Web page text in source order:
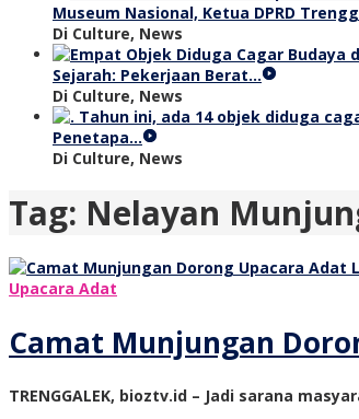
Museum Nasional, Ketua DPRD
Di Culture, News
Sejarah: Pekerjaan Berat…
Di Culture, News
Penetapa…
Di Culture, News
Tag: Nelayan
Upacara Adat
Camat Munjungan
TRENGGALEK, bioztv.id – Jadi sarana